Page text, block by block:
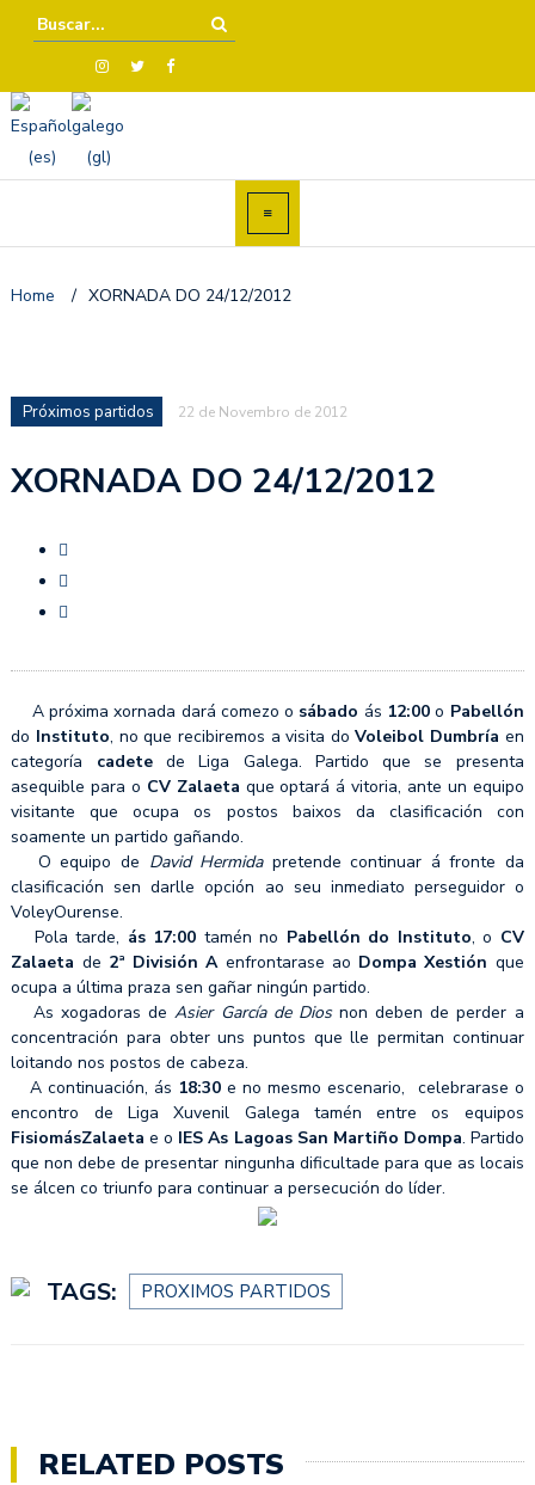
Home / XORNADA DO 24/12/2012
Próximos partidos 22 de Novembro de 2012
XORNADA DO 24/12/2012
A próxima xornada dará comezo o sábado ás 12:00o Pabellón
do Instituto, no que recibiremos a visita doVoleibol Dumbría en
categoría cadetede Liga Galega. Partido que se presenta
asequible para o CV Zalaeta que optará á vitoria, ante un equipo
visitante que ocupa os postos baixos da clasificación con
soamente un partido gañando.
O equipo de David Hermidapretende continuar á fronte da
clasificación sen darlle opción ao seu inmediato perseguidor o
VoleyOurense.
Pola tarde, ás 17:00 tamén no Pabellón do Instituto, o CV
Zalaeta de 2ª División Aenfrontarase ao Dompa Xestión que
ocupa a última praza sen gañar ningún partido.
As xogadoras deAsier García de Diosnon deben de perder a
concentración para obter uns puntos que lle permitan continuar
loitando nos postos de cabeza.
A continuación, ás 18:30e no mesmo escenario, celebrarase o
encontro de Liga Xuvenil Galega tamén entre os equipos
FisiomásZalaeta e o IES As Lagoas San Martiño Dompa. Partido
que non debe de presentar ningunha dificultade para que as locais
se álcen co triunfo para continuar a persecución do líder.
TAGS: PROXIMOS PARTIDOS
RELATED POSTS